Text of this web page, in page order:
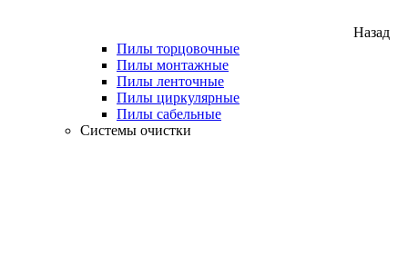
Назад
Пилы торцовочные
Пилы монтажные
Пилы ленточные
Пилы циркулярные
Пилы сабельные
Системы очистки